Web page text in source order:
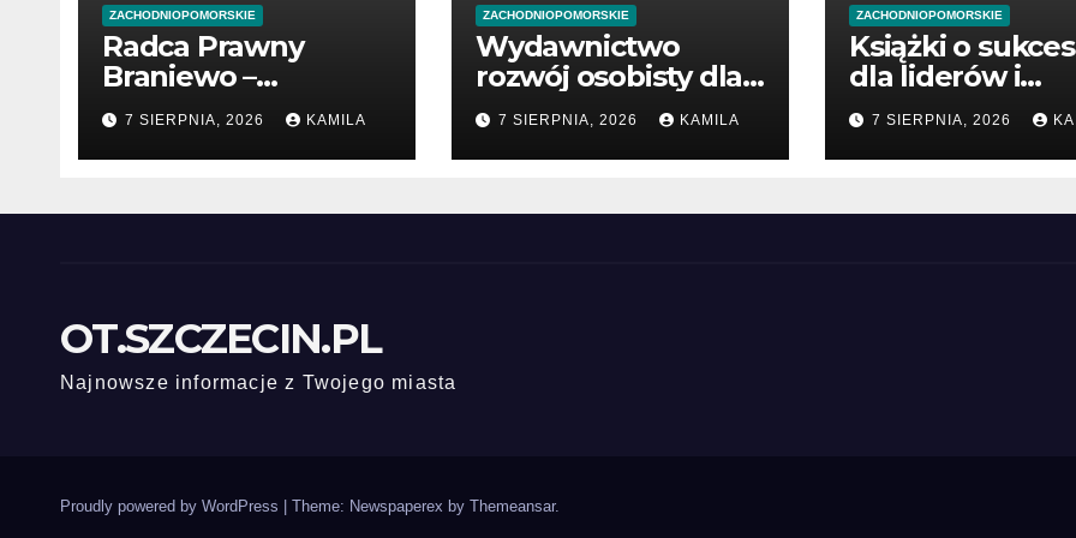
ZACHODNIOPOMORSKIE
Radca Prawny
Braniewo –
profesjonalne
wsparcie w
sprawach prawnych
7 SIERPNIA, 2026 KAMILA
ZACHODNIOPOMORSKIE
Wydawnictwo
rozwój osobisty dla
początkujących
przedsiębiorców
7 SIERPNIA, 2026 KAMILA
ZACHODNIOPOMORSKIE
Książki o
dla liderów i
7 SIERPNIA, 2026
OT.SZCZECIN.PL
Najnowsze informacje z Twojego miasta
Proudly powered by WordPress | Theme: Newspaperex by Themeansar.